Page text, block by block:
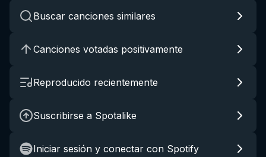
Buscar canciones similares
Canciones votadas positivamente
Reproducido recientemente
Suscribirse a Spotalike
Iniciar sesión y conectar con Spotify